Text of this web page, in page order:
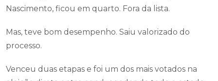
Nascimento, ficou em quarto. Fora da lista.
Mas, teve bom desempenho. Saiu valorizado do
processo.
Venceu duas etapas e foi um dos mais votados na